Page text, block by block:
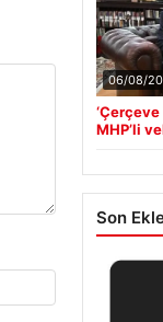
06/08/
MHP’li
Son